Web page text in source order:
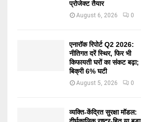
प्रोजेक्ट तैयार
August 6, 2026 0
एनारॉक रिपोर्ट Q2 2026:
नीतिगत दरें स्थिर, फिर भी
किफायती घरों का संकट बढ़ा;
बिक्री 6% घटी
August 5, 2026 0
व्यक्ति-केंद्रित सुरक्षा मॉडल: